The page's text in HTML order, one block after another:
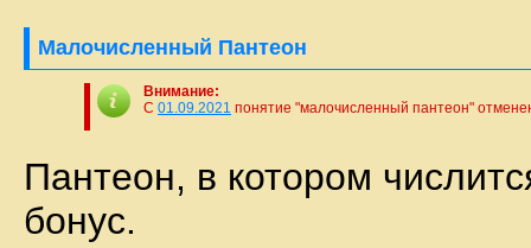
Малочисленный Пантеон
Внимание:
С 01.09.2021 понятие "малочисленный пантеон"
Пантеон, в котором
бонус.